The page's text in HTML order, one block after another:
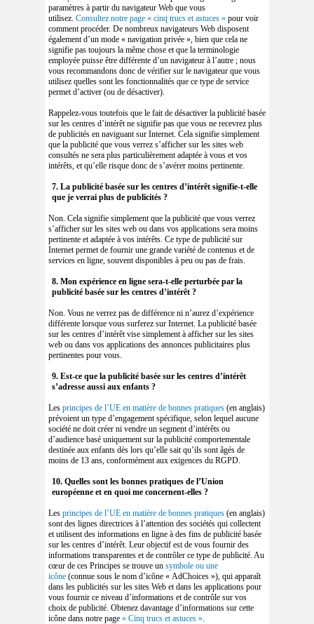
paramètres à partir du navigateur Web que vous
utilisez. Consultez notre page « cinq trucs et astuces » pour voir
comment procéder. De nombreux navigateurs Web disposent
également d’un mode « navigation privée », bien que cela ne
signifie pas toujours la même chose et que la terminologie
employée puisse être différente d’un navigateur à l’autre ; nous
vous recommandons donc de vérifier sur le navigateur que vous
utilisez quelles sont les fonctionnalités que ce type de service
permet d’activer (ou de désactiver).
Rappelez-vous toutefois que le fait de désactiver la publicité basée
sur les centres d’intérêt ne signifie pas que vous ne recevrez plus
de publicités en naviguant sur Internet. Cela signifie simplement
que la publicité que vous verrez s’afficher sur les sites web
consultés ne sera plus particulièrement adaptée à vous et vos
intérêts, et qu’elle risque donc de s’avérer moins pertinente.
7. La publicité basée sur les centres d’intérêt signifie-t-elle
que je verrai plus de publicités ?
Non. Cela signifie simplement que la publicité que vous verrez
s’afficher sur les sites web ou dans vos applications sera moins
pertinente et adaptée à vos intérêts. Ce type de publicité sur
Internet permet de fournir une grande variété de contenus et de
services en ligne, souvent disponibles à peu ou pas de frais.
8. Mon expérience en ligne sera-t-elle perturbée par la
publicité basée sur les centres d’intérêt ?
Non. Vous ne verrez pas de différence ni n’aurez d’expérience
différente lorsque vous surferez sur Internet. La publicité basée
sur les centres d’intérêt vise simplement à afficher sur les sites
web ou dans vos applications des annonces publicitaires plus
pertinentes pour vous.
9. Est-ce que la publicité basée sur les centres d’intérêt
s’adresse aussi aux enfants ?
Les principes de l’UE en matière de bonnes pratiques (en anglais)
prévoient un type d’engagement spécifique, selon lequel aucune
société ne doit créer ni vendre un segment d’intérêts ou
d’audience basé uniquement sur la publicité comportementale
destinée aux enfants dès lors qu’elle sait qu’ils sont âgés de
moins de 13 ans, conformément aux exigences du RGPD.
10. Quelles sont les bonnes pratiques de l’Union
européenne et en quoi me concernent-elles ?
Les principes de l’UE en matière de bonnes pratiques (en anglais)
sont des lignes directrices à l’attention des sociétés qui collectent
et utilisent des informations en ligne à des fins de publicité basée
sur les centres d’intérêt. Leur objectif est de vous fournir des
informations transparentes et de contrôler ce type de publicité. Au
cœur de ces Principes se trouve un symbole ou une
icône (connue sous le nom d’icône « AdChoices »), qui apparaît
dans les publicités sur les sites Web et dans les applications pour
vous fournir ce niveau d’informations et de contrôle sur vos
choix de publicité. Obtenez davantage d’informations sur cette
icône dans notre page « Cinq trucs et astuces ».